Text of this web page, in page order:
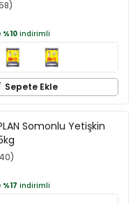
%10 indirimli
Sepete Ekle
Somonlu Yetişkin
%17 indirimli